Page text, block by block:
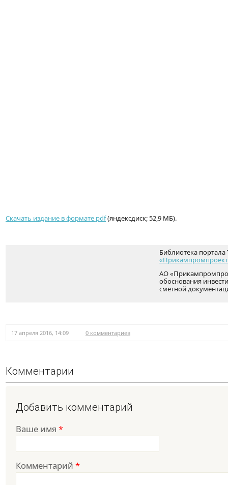
Скачать издание в формате pdf(яндексдиск; 52,9 МБ).
Библиотека
АО
обоснования
сметной
17 апреля 2016, 14:09 0 комментариев
Комментарии
Добавить комментарий
Ваше имя *
Комментарий *